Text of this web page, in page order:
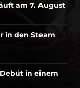
am 7. August
in den Steam
in einem